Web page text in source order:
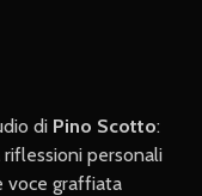
di Pino Scotto:
personali
voce graffiata